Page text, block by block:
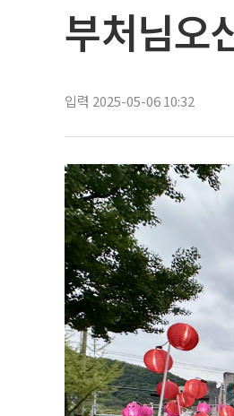
부처님오
입력 2025-05-06 10:32